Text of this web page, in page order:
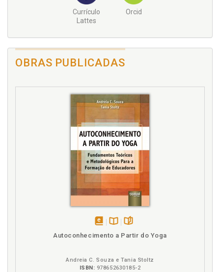
Currículo
Lattes
Orcid
OBRAS PUBLICADAS
Autoconhecimento a Partir do Yoga
Andreia C. Souza e Tania Stoltz
ISBN: 978652630185-2